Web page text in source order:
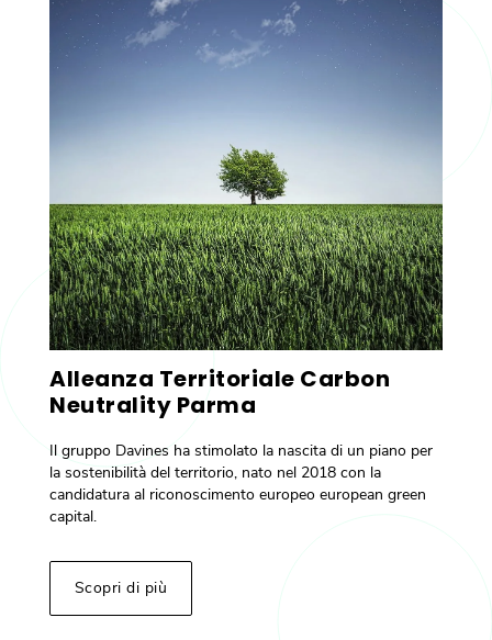
Alleanza Territoriale Carbon
Neutrality Parma
Il gruppo Davines ha stimolato la nascita di un piano per
la sostenibilità del territorio, nato nel 2018 con la
candidatura al riconoscimento europeo european green
capital.
Scopri di più